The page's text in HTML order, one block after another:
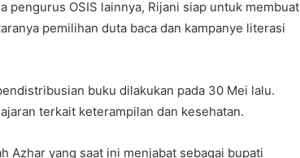
pengurus OSIS lainnya, Rijani siap untuk membuat
pemilihan duta baca dan kampanye literasi
buku dilakukan pada 30 Mei lalu.
terkait keterampilan dan kesehatan.
Azhar yang saat ini menjabat sebagai bupati